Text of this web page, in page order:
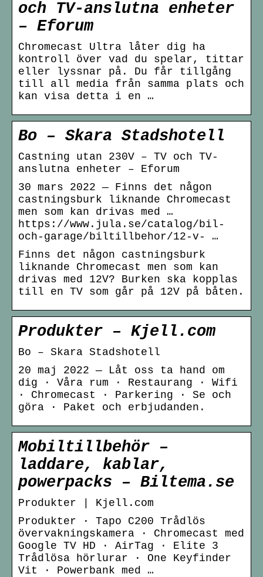
och TV-anslutna enheter
– Eforum
Chromecast Ultra låter dig ha
kontroll över vad du spelar, tittar
eller lyssnar på. Du får tillgång
till all media från samma plats och
kan visa detta i en …
Bo – Skara Stadshotell
Castning utan 230V – TV och TV-
anslutna enheter – Eforum
30 mars 2022 — Finns det någon
castningsburk liknande Chromecast
men som kan drivas med …
https://www.jula.se/catalog/bil-
och-garage/biltillbehor/12-v- …
Finns det någon castningsburk
liknande Chromecast men som kan
drivas med 12V? Burken ska kopplas
till en TV som går på 12V på båten.
Produkter – Kjell.com
Bo – Skara Stadshotell
20 maj 2022 — Låt oss ta hand om
dig · Våra rum · Restaurang · Wifi
· Chromecast · Parkering · Se och
göra · Paket och erbjudanden.
Mobiltillbehör –
laddare, kablar,
powerpacks – Biltema.se
Produkter | Kjell.com
Produkter · Tapo C200 Trådlös
övervakningskamera · Chromecast med
Google TV HD · AirTag · Elite 3
Trådlösa hörlurar · One Keyfinder
Vit · Powerbank med …